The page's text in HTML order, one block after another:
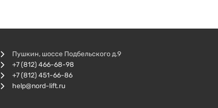
Пушкин, шоссе Подбельского д.9
+7 (812) 466-68-98
+7 (812) 451-66-86
help@nord-lift.ru